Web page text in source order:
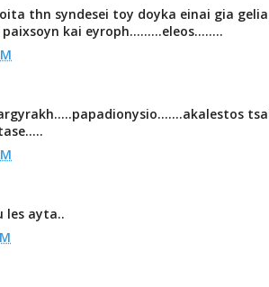
thn syndesei toy doyka einai gia
kai eyroph.........eleos........
les ayta..